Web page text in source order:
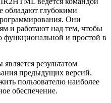
обладают глубокими
Они
и работают над тем, чтобы
функциональной и простой в
результатом
предыдущих версий.
пользователю наиболее
обеспечение.